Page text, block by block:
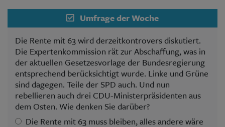
Umfrage der Woche
Die Rente mit 63 wird derzeitkontrovers diskutiert.
Die Expertenkommission rät zur Abschaffung, was in
der aktuellen Gesetzesvorlage der Bundesregierung
entsprechend berücksichtigt wurde. Linke und Grüne
sind dagegen. Teile der SPD auch. Und nun
rebellieren auch drei CDU-Ministerpräsidenten aus
dem Osten. Wie denken Sie darüber?
Die Rente mit 63 muss bleiben, alles andere wäre